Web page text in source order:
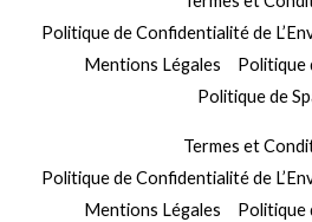
Politique de Confidentialité de
Mentions Légales
Politique
Politique de
Termes et
Politique de Confidentialité de
Mentions Légales
Politique